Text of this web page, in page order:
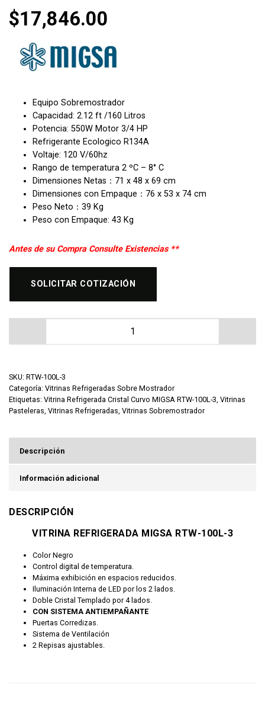
$17,846.00
Equipo Sobremostrador
Capacidad: 2.12 ft /160 Litros
Potencia: 550W Motor 3/4 HP
Refrigerante Ecologico R134A
Voltaje: 120 V/60hz
Rango de temperatura 2 ºC – 8° C
Dimensiones Netas：71 x 48 x 69 cm
Dimensiones con Empaque：76 x 53 x 74 cm
Peso Neto：39 Kg
Peso con Empaque: 43 Kg
Antes de su Compra Consulte Existencias **
SOLICITAR COTIZACIÓN
Vitrina Refrigerada MIGSA RTW-100L-3 cantidad
SKU: RTW-100L-3
Categoría: Vitrinas Refrigeradas Sobre Mostrador
Etiquetas: Vitrina Refrigerada Cristal Curvo MIGSA RTW-100L-3 Vitrinas
Pasteleras Vitrinas Refrigeradas Vitrinas Sobremostrador
Descripción
Información adicional
DESCRIPCIÓN
VITRINA REFRIGERADA MIGSA RTW-100L-3
Color Negro
Control digital de temperatura.
Máxima exhibición en espacios reducidos.
Iluminación Interna de LED por los 2 lados.
Doble Cristal Templado por 4 lados.
CON SISTEMA ANTIEMPAÑANTE
Puertas Corredizas.
Sistema de Ventilación
2 Repisas ajustables.